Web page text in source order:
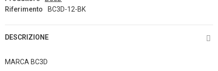
Riferimento
BC3D-12-BK
DESCRIZIONE
MARCA BC3D